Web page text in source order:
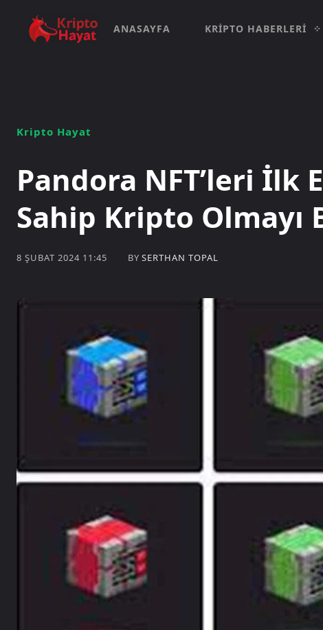
ANASAYFA KRIPTO HABERLERI
Kripto Hayat
Pandora NFT’leri İlk
Sahip Kripto Olmayı
8 ŞUBAT 2024 11:45 BY SERTHAN TOPAL